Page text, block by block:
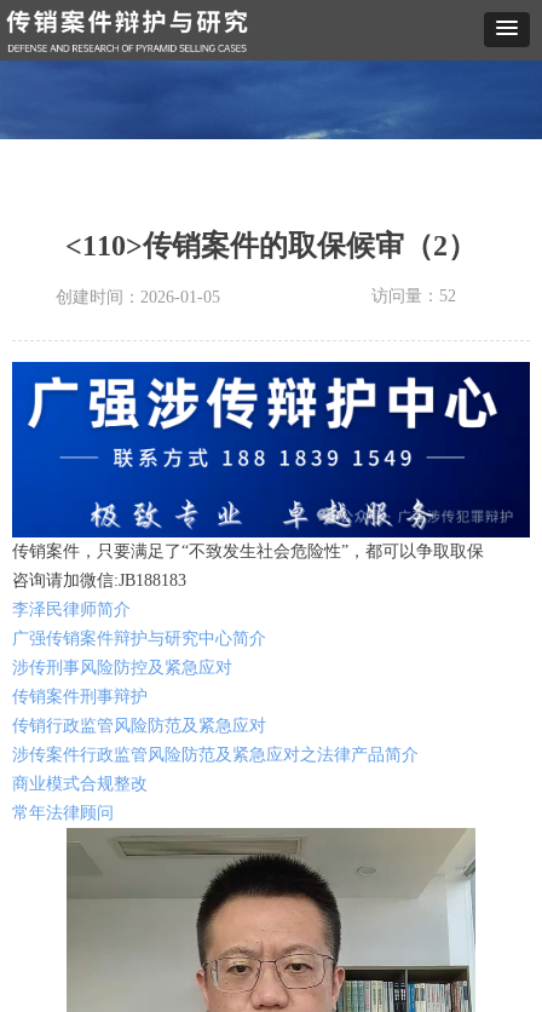
<110>传销案件的取保候审（2）
传销案件，只要满足了“不致发生社会危险性”，都可以争取取保
咨询请加微信:JB188183
李泽民律师简介
广强传销案件辩护与研究中心简介
涉传刑事风险防控及紧急应对
传销案件刑事辩护
传销行政监管风险防范及紧急应对
涉传案件行政监管风险防范及紧急应对之法律产品简介
商业模式合规整改
常年法律顾问
创建时间： 2026-01-05 访问量： 52